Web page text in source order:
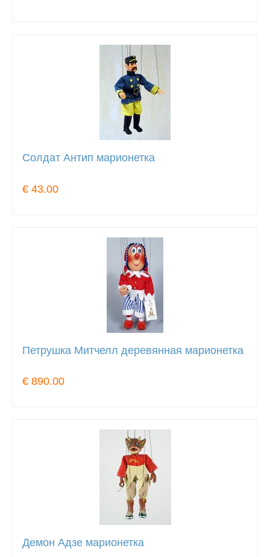
Солдат Антип марионетка
€ 43.00
Петрушка Митчелл деревянная марионетка
€ 890.00
Демон Адзе марионетка